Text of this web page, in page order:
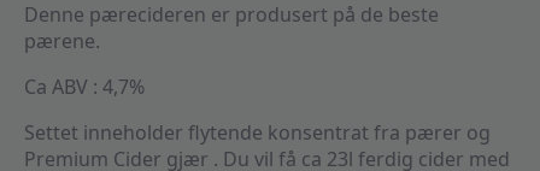
Denne pærecideren er produsert på de beste
pærene.
Ca ABV : 4,7%
Settet inneholder flytende konsentrat fra pærer og
Premium Cider gjær . Du vil få ca 23l ferdig cider med